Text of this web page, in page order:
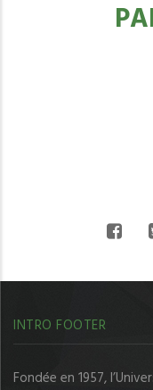
INTRO FOOTER
Fondée en 1957,